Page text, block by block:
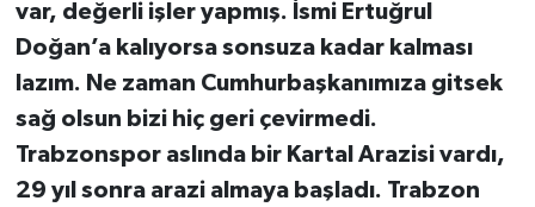
var, değerli işler yapmış. İsmi Ertuğrul
Doğan’a kalıyorsa sonsuza kadar kalması
lazım. Ne zaman Cumhurbaşkanımıza gitsek
sağ olsun bizi hiç geri çevirmedi.
Trabzonspor aslında bir Kartal Arazisi vardı,
29 yıl sonra arazi almaya başladı. Trabzon